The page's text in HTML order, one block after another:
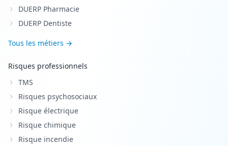
DUERP Pharmacie
DUERP Dentiste
Tous les métiers →
Risques professionnels
TMS
Risques psychosociaux
Risque électrique
Risque chimique
Risque incendie